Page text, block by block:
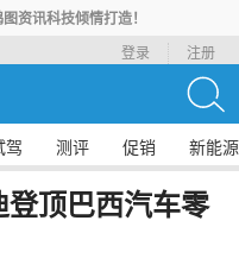
资讯科技倾情打造！
登录
注册
驾 测评 促销 新能源
顶巴西汽车零